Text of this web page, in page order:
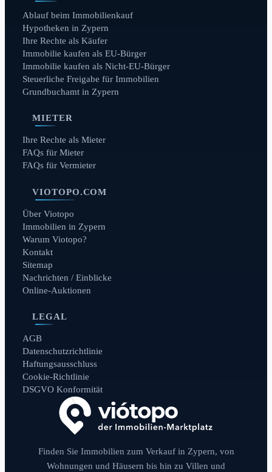
Ablauf beim Immobilienkauf
Hypotheken in Zypern
Ihre Rechte als Käufer
Immobilie kaufen als EU-Bürger
Immobilie kaufen als Nicht-EU-Bürger
Steuerliche Freigabe für Immobilien
Grundbuchamt in Zypern
MIETER
Ihre Rechte als Mieter
FAQs für Mieter
FAQs für Vermieter
VIOTOPO.COM
Über Viotopo
Immobilien in Zypern
Warum Viotopo?
Kontakt
Sitemap
Nachrichten / Einblicke
Online-Auktionen
LEGAL
AGB
Datenschutzrichtlinie
Haftungsausschluss
Cookie-Richtlinie
DSGVO Konformität
Finden Sie Immobilien zum Verkauf in Zypern, von
Wohnungen und Häusern bis hin zu Villen und